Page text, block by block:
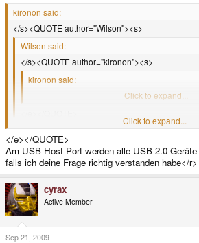
kironon said:
</s><QUOTE author="Wilson"><s>
Wilson said:
</s><QUOTE author="kironon"><s>
kironon said:
</s>hat die pandora auch nen eingang für
Click to expand...
Nein, da müsste man eine USB-Lankarte
Click to expand...
</e></QUOTE>
wird das denn mit dem adapter von der pandora
Click to expand...
</e></QUOTE>
Am USB-Host-Port werden alle USB-2.0-
falls ich deine Frage richtig verstanden habe</r>
cyrax
Active Member
Sep 21, 2009